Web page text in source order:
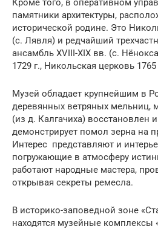
Кроме того, в оперативном
памятники архитектуры,
исторической родине. Это
(с. Лявля) и редчайший
ансамбль XVIII-XIX вв. (с.
1729 г., Никольская церковь
Музей обладает крупнейшим в
деревянных ветряных мельниц,
(из д. Калгачиха) восстановлен
демонстрирует помол зерна на
Интерес представляют и
погружающие в атмосферу
работают народные мастера,
открывая секреты ремесла.
В историко-заповедной зоне
находятся музейные комплексы